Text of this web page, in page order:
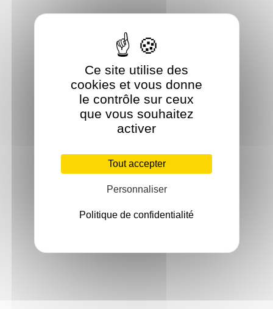
Ce site utilise des
cookies et vous donne
le contrôle sur ceux
que vous souhaitez
activer
Tout accepter
Personnaliser
Politique de confidentialité